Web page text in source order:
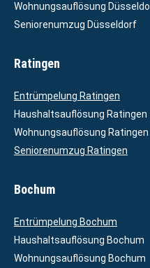
Wohnungsauflösung
Seniorenumzug Düsseldorf
Ratingen
Entrümpelung Ratingen
Haushaltsauflösung Ratingen
Wohnungsauflösung Ratingen
Seniorenumzug Ratingen
Bochum
Entrümpelung Bochum
Haushaltsauflösung Bochum
Wohnungsauflösung Bochum